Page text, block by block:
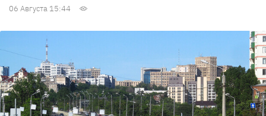
06 Августа 15:44